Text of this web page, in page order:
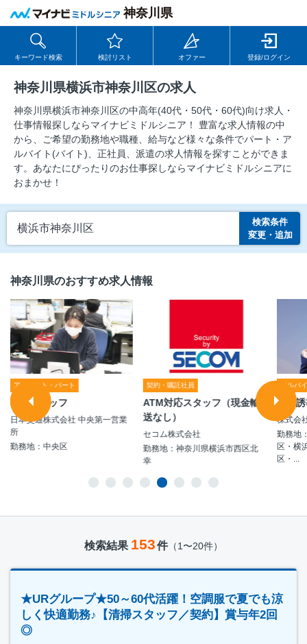
神奈川県
キーワード検索 検討リスト オファー 登録/ログイン
神奈川県横浜市神奈川区の求人
神奈川県横浜市神奈川区の中⾼年(40代・50代・60代)向け求⼈・
仕事情報探しならマイナビミドルシニア！ 豊富な求人情報の中
から、ご希望の勤務地や職種、給与など様々な条件でパート・ア
ルバイト(バイト)、正社員、派遣の求人情報を探すことができま
す。あなたにぴったりのお仕事探しならマイナビミドルシニアに
おまかせ！
横浜市神奈川区
検索条件
変更・追加
神奈川県のおすすめ求人情報
アルバイト・パート
事務スタッフ
日本交通株式会社 中央第一営業
所
勤務地：中央区
契約・嘱託社員
ATM対応スタッフ（現金輸
送なし）
セコム株式会社
勤務地：神奈川県横浜市西区北
幸
アルバ
交通
株式会
勤務地
区・横
区・...
検索結果 153件（1〜20件）
★URグループ★50～60代活躍！空調服で夏でも涼
しく快適勤務♪【清掃スタッフ／契約】賞与年2回
◎